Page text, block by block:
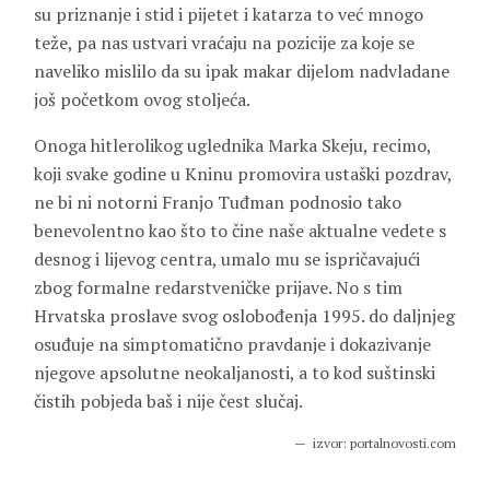
su priznanje i stid i pijetet i katarza to već mnogo
teže, pa nas ustvari vraćaju na pozicije za koje se
naveliko mislilo da su ipak makar dijelom nadvladane
još početkom ovog stoljeća.
Onoga hitlerolikog uglednika Marka Skeju, recimo,
koji svake godine u Kninu promovira ustaški pozdrav,
ne bi ni notorni Franjo Tuđman podnosio tako
benevolentno kao što to čine naše aktualne vedete s
desnog i lijevog centra, umalo mu se ispričavajući
zbog formalne redarstveničke prijave. No s tim
Hrvatska proslave svog oslobođenja 1995. do daljnjeg
osuđuje na simptomatično pravdanje i dokazivanje
njegove apsolutne neokaljanosti, a to kod suštinski
čistih pobjeda baš i nije čest slučaj.
izvor: portalnovosti.com